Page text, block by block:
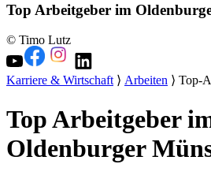
Top Arbeitgeber im
© Timo Lutz
Karriere & Wirtschaft⟩ Arbeiten ⟩ Top-
Top Arbeitgeber
Oldenburger